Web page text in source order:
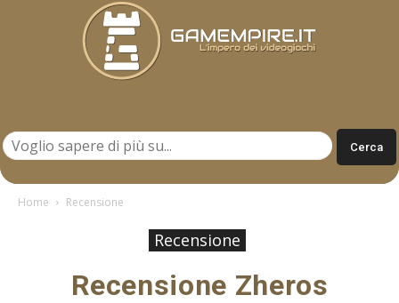
Home Recensione
Recensione
Recensione Zheros